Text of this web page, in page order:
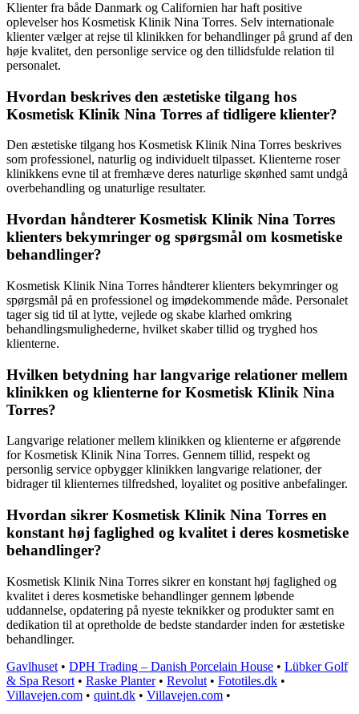
Klienter fra både Danmark og Californien har haft positive
oplevelser hos Kosmetisk Klinik Nina Torres. Selv internationale
klienter vælger at rejse til klinikken for behandlinger på grund af den
høje kvalitet, den personlige service og den tillidsfulde relation til
personalet.
Hvordan beskrives den æstetiske tilgang hos
Kosmetisk Klinik Nina Torres af tidligere klienter?
Den æstetiske tilgang hos Kosmetisk Klinik Nina Torres beskrives
som professionel, naturlig og individuelt tilpasset. Klienterne roser
klinikkens evne til at fremhæve deres naturlige skønhed samt undgå
overbehandling og unaturlige resultater.
Hvordan håndterer Kosmetisk Klinik Nina Torres
klienters bekymringer og spørgsmål om kosmetiske
behandlinger?
Kosmetisk Klinik Nina Torres håndterer klienters bekymringer og
spørgsmål på en professionel og imødekommende måde. Personalet
tager sig tid til at lytte, vejlede og skabe klarhed omkring
behandlingsmulighederne, hvilket skaber tillid og tryghed hos
klienterne.
Hvilken betydning har langvarige relationer mellem
klinikken og klienterne for Kosmetisk Klinik Nina
Torres?
Langvarige relationer mellem klinikken og klienterne er afgørende
for Kosmetisk Klinik Nina Torres. Gennem tillid, respekt og
personlig service opbygger klinikken langvarige relationer, der
bidrager til klienternes tilfredshed, loyalitet og positive anbefalinger.
Hvordan sikrer Kosmetisk Klinik Nina Torres en
konstant høj faglighed og kvalitet i deres kosmetiske
behandlinger?
Kosmetisk Klinik Nina Torres sikrer en konstant høj faglighed og
kvalitet i deres kosmetiske behandlinger gennem løbende
uddannelse, opdatering på nyeste teknikker og produkter samt en
dedikation til at opretholde de bedste standarder inden for æstetiske
behandlinger.
Gavlhuset • DPH Trading – Danish Porcelain House • Lübker Golf
& Spa Resort • Raske Planter• Revolut • Fototiles.dk •
Villavejen.com • quint.dk • Villavejen.com •